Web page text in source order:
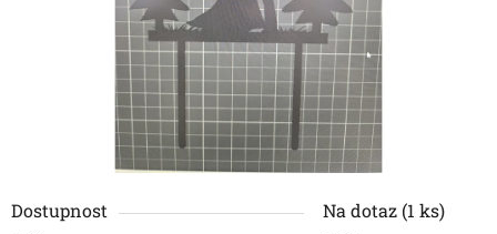
Dostupnost Na dotaz (1 ks)